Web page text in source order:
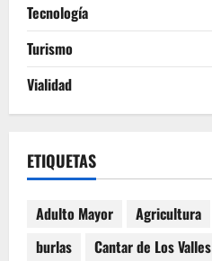
Tecnología
Turismo
Vialidad
ETIQUETAS
Adulto Mayor Agricultura
burlas
Cantar de Los Valles